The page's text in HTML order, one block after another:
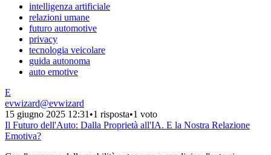
intelligenza artificiale
relazioni umane
futuro automotive
privacy
tecnologia veicolare
guida autonoma
auto emotive
E
evwizard@evwizard
15 giugno 2025 12:31 •1 risposta•1 voto
Il Futuro dell'Auto: Dalla Proprietà all'IA. E la Nostra Relazione
Emotiva?